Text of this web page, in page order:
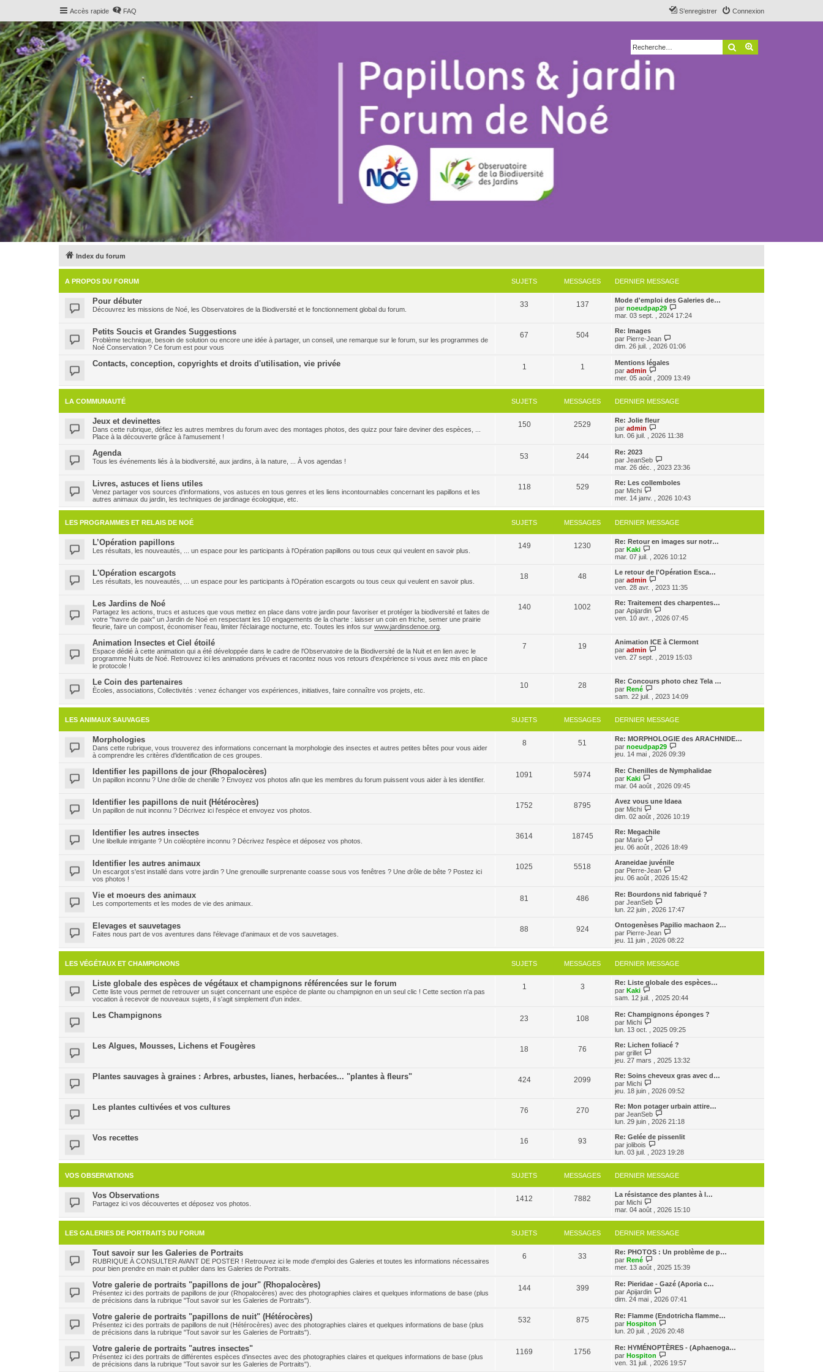
Accès rapide FAQ Connexion
S’enregistrer
Rechercher
Index du forum
A PROPOS DU FORUM SUJETS MESSAGES DERNIER MESSAGE
Pour débuter
Découvrez les missions de Noé, les Observatoires de la Biodiversité et le fonctionnement global du forum.
33 137
Mode d'emploi des Galeries de…
par noeudpap29
o
e
d
i
e
m
a
g
mar. 03 sept. , 2024 17:24
Petits Soucis et Grandes Suggestions
Problème technique, besoin de solution ou encore une idée à partager, un conseil, une remarque sur le forum, sur les programmes de
Noé Conservation ? Ce forum est pour vous
67 504
Re: Images
par Pierre-Jean
o
e
d
e
n
m
e
g
dim. 26 juil. , 2026 01:06
Contacts, conception, copyrights et droits d'utilisation, vie privée 1 1
Mentions légales
par admin
o
r
l
e
d
e
n
r
m
e
s
a
g
e
mer. 05 août , 2009 13:49
LA COMMUNAUTÉ SUJETS MESSAGES DERNIER MESSAGE
Jeux et devinettes
Dans cette rubrique, défiez les autres membres du forum avec des montages photos, des quizz pour faire deviner des espèces, ...
Place à la découverte grâce à l'amusement !
150 2529
Re: Jolie fleur
par admin
o
l
e
d
r
i
e
m
s
g
lun. 06 juil. , 2026 11:38
Agenda
Tous les événements liés à la biodiversité, aux jardins, à la nature, ... À vos agendas !
53 244
Re: 2023
par JeanSeb
o
r
e
d
e
n
e
m
e
s
s
a
g
mar. 26 déc. , 2023 23:36
Livres, astuces et liens utiles
Venez partager vos sources d'informations, vos astuces en tous genres et les liens incontournables concernant les papillons et les
autres animaux du jardin, les techniques de jardinage écologique, etc.
118 529
Re: Les collemboles
par Michi
r
l
e
d
e
n
e
r
m
e
s
a
g
mer. 14 janv. , 2026 10:43
LES PROGRAMMES ET RELAIS DE NOÉ SUJETS MESSAGES DERNIER MESSAGE
L’Opération papillons
Les résultats, les nouveautés, ... un espace pour les participants à l'Opération papillons ou tous ceux qui veulent en savoir plus.
149 1230
Re: Retour en images sur notr…
par Kaki
o
r
l
e
d
r
n
i
m
e
s
g
e
mar. 07 juil. , 2026 10:12
L'Opération escargots
Les résultats, les nouveautés, ... un espace pour les participants à l'Opération escargots ou tous ceux qui veulent en savoir plus.
18 48
Le retour de l'Opération Esca…
par admin
o
r
l
e
d
n
e
e
s
a
e
ven. 28 avr. , 2023 11:35
Les Jardins de Noé
Partagez les actions, trucs et astuces que vous mettez en place dans votre jardin pour favoriser et protéger la biodiversité et faites de
votre "havre de paix" un Jardin de Noé en respectant les 10 engagements de la charte : laisser un coin en friche, semer une prairie
fleurie, faire un compost, économiser l'eau, limiter l'éclairage nocturne, etc. Toutes les infos sur www.jardinsdenoe.org
140 1002
Re: Traitement des charpentes…
par Apijardin
o
e
d
e
i
r
m
s
g
e
ven. 10 avr. , 2026 07:45
Animation Insectes et Ciel étoilé
Espace dédié à cette animation qui a été développée dans le cadre de l'Observatoire de la Biodiversité de la Nuit et en lien avec le
programme Nuits de Noé. Retrouvez ici les animations prévues et racontez nous vos retours d'expérience si vous avez mis en place
le protocole !
7 19
Animation ICE à Clermont
par admin
o
e
d
e
r
i
r
m
e
s
a
e
ven. 27 sept. , 2019 15:03
Le Coin des partenaires
Ècoles, associations, Collectivités : venez échanger vos expériences, initiatives, faire connaître vos projets, etc.
10 28
Re: Concours photo chez Tela …
par René
o
r
l
e
d
e
r
n
e
m
e
s
a
g
sam. 22 juil. , 2023 14:09
LES ANIMAUX SAUVAGES SUJETS MESSAGES DERNIER MESSAGE
Morphologies
Dans cette rubrique, vous trouverez des informations concernant la morphologie des insectes et autres petites bêtes pour vous aider
à comprendre les critères d'identification de ces groupes.
8 51
Re: MORPHOLOGIE des ARACHNIDE…
par noeudpap29
o
l
e
d
r
i
e
g
jeu. 14 mai , 2026 09:39
Identifier les papillons de jour (Rhopalocères)
Un papillon inconnu ? Une drôle de chenille ? Envoyez vos photos afin que les membres du forum puissent vous aider à les identifier.
1091 5974
Re: Chenilles de Nymphalidae
par Kaki
o
r
d
e
r
n
i
r
m
e
s
a
g
mar. 04 août , 2026 09:45
Identifier les papillons de nuit (Hétérocères)
Un papillon de nuit inconnu ? Décrivez ici l'espèce et envoyez vos photos.
1752 8795
Avez vous une Idaea
par Michi
i
r
e
d
r
n
r
m
e
s
a
g
e
dim. 02 août , 2026 10:19
Identifier les autres insectes
Une libellule intrigante ? Un coléoptère inconnu ? Décrivez l'espèce et déposez vos photos.
3614 18745
Re: Megachile
par Mario
o
r
l
e
d
r
n
i
r
m
e
s
a
jeu. 06 août , 2026 18:49
Identifier les autres animaux
Un escargot s'est installé dans votre jardin ? Une grenouille surprenante coasse sous vos fenêtres ? Une drôle de bête ? Postez ici
vos photos !
1025 5518
Araneidae juvénile
par Pierre-Jean
o
e
d
r
i
e
m
s
s
a
g
jeu. 06 août , 2026 15:42
Vie et moeurs des animaux
Les comportements et les modes de vie des animaux.
81 486
Re: Bourdons nid fabriqué ?
par JeanSeb
o
r
l
e
d
e
r
n
i
e
m
s
a
g
lun. 22 juin , 2026 17:47
Elevages et sauvetages
Faites nous part de vos aventures dans l'élevage d'animaux et de vos sauvetages.
88 924
Ontogenèses Papilio machaon 2…
par Pierre-Jean
o
r
l
e
d
e
n
e
m
e
s
s
a
g
jeu. 11 juin , 2026 08:22
LES VÉGÉTAUX ET CHAMPIGNONS SUJETS MESSAGES DERNIER MESSAGE
Liste globale des espèces de végétaux et champignons référencées sur le forum
Cette liste vous permet de retrouver un sujet concernant une espèce de plante ou champignon en un seul clic ! Cette section n'a pas
vocation à recevoir de nouveaux sujets, il s'agit simplement d'un index.
1 3
Re: Liste globale des espèces…
par Kaki
i
r
l
e
d
r
r
e
s
a
g
sam. 12 juil. , 2025 20:44
Les Champignons 23 108
Re: Champignons éponges ?
par Michi
o
r
d
e
r
n
i
r
m
e
s
a
g
e
lun. 13 oct. , 2025 09:25
Les Algues, Mousses, Lichens et Fougères 18 76
Re: Lichen foliacé ?
par grillet
r
e
d
e
r
n
i
r
m
e
s
a
jeu. 27 mars , 2025 13:32
Plantes sauvages à graines : Arbres, arbustes, lianes, herbacées... "plantes à fleurs" 424 2099
Re: Soins cheveux gras avec d…
par Michi
o
r
e
d
r
n
i
e
m
s
g
e
jeu. 18 juin , 2026 09:52
Les plantes cultivées et vos cultures 76 270
Re: Mon potager urbain attire…
par JeanSeb
o
r
e
d
e
r
n
i
e
m
s
s
a
g
e
lun. 29 juin , 2026 21:18
Vos recettes 16 93
Re: Gelée de pissenlit
par jolibois
o
r
l
e
d
e
n
i
r
e
s
a
e
lun. 03 juil. , 2023 19:28
VOS OBSERVATIONS SUJETS MESSAGES DERNIER MESSAGE
Vos Observations
Partagez ici vos découvertes et déposez vos photos.
1412 7882
La résistance des plantes à l…
par Michi
r
l
e
d
e
e
r
m
e
s
a
g
mar. 04 août , 2026 15:10
LES GALERIES DE PORTRAITS DU FORUM SUJETS MESSAGES DERNIER MESSAGE
Tout savoir sur les Galeries de Portraits
RUBRIQUE À CONSULTER AVANT DE POSTER ! Retrouvez ici le mode d'emploi des Galeries et toutes les informations nécessaires
pour bien prendre en main et publier dans les Galeries de Portraits.
6 33
Re: PHOTOS : Un problème de p…
par René
o
i
l
e
d
r
n
i
r
m
e
mer. 13 août , 2025 15:39
Votre galerie de portraits "papillons de jour" (Rhopalocères)
Présentez ici des portraits de papillons de jour (Rhopalocères) avec des photographies claires et quelques informations de base (plus
de précisions dans la rubrique "Tout savoir sur les Galeries de Portraits").
144 399
Re: Pieridae - Gazé (Aporia c…
par Apijardin
o
l
e
d
r
n
i
dim. 24 mai , 2026 07:41
Votre galerie de portraits "papillons de nuit" (Hétérocères)
Présentez ici des portraits de papillons de nuit (Hétérocères) avec des photographies claires et quelques informations de base (plus
de précisions dans la rubrique "Tout savoir sur les Galeries de Portraits").
532 875
Re: Flamme (Endotricha flamme…
par Hospiton
o
r
l
e
d
lun. 20 juil. , 2026 20:48
Votre galerie de portraits "autres insectes"
Présentez ici des portraits de différentes espèces d'insectes avec des photographies claires et quelques informations de base (plus
de précisions dans la rubrique "Tout savoir sur les Galeries de Portraits").
1169 1756
Re: HYMÉNOPTÈRES - (Aphaenoga…
par Hospiton
o
ven. 31 juil. , 2026 19:57